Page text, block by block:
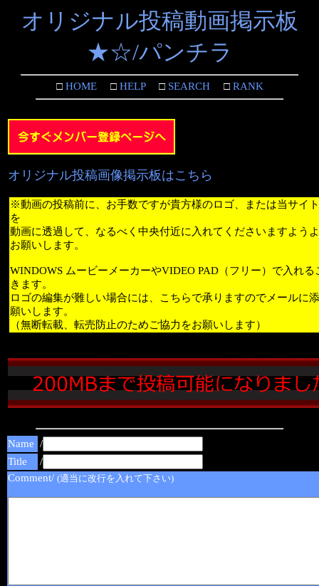
オリジナル投稿動画掲示板
★☆/パンチラ
□HOME□HELP□SEARCH□RANK
オリジナル投稿画像掲示板はこちら
※動画の投稿前に、お手数ですが貴方様のロゴ、または当サイ
を
動画に透過して、なるべく中央付近に入れてくださいますよう
お願いします。
WINDOWS ムービーメーカーやVIDEO PAD（フリー）で入れる
きます。
ロゴの編集が難しい場合には、こちらで承りますのでメールに
願いします。
（無断転載、転売防止のためご協力をお願いします）
Name /
Title
/
Comment/ (適当に改行を入れて下さい)